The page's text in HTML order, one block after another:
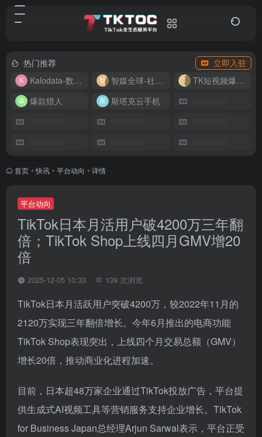
热门推荐
立即入驻
Kalodata-数据分析平台
智媒全球-社媒管理平台
TK短视频爆款复刻
爆款猎人
斯塔克云手机
首页 • 快讯 • 平台动向 • 详情
平台动向
TikTok日本月活用户破4200万三年翻
倍；TikTok Shop上线四月GMV增20
倍
2025-12-05 10:33 139 次浏览
TikTok日本月活跃用户突破4200万，较2022年11月的
2120万实现三年翻倍增长。今年6月推出的电商功能
TikTok Shop表现突出，上线四个月交易总额（GMV）
增长20倍，推动商业化进程加速。
目前，日本超48万家企业通过TikTok投放广告，平台提
供生成式AI视频工具等营销服务支持企业增长。TikTok
for Business Japan总经理Arjun Sarwal表示，平台正受